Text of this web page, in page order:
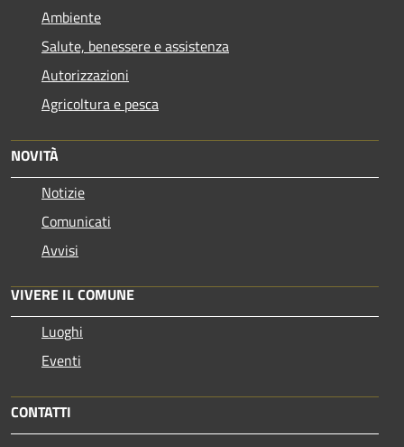
Ambiente
Salute, benessere e assistenza
Autorizzazioni
Agricoltura e pesca
NOVITÀ
Notizie
Comunicati
Avvisi
VIVERE IL COMUNE
Luoghi
Eventi
CONTATTI